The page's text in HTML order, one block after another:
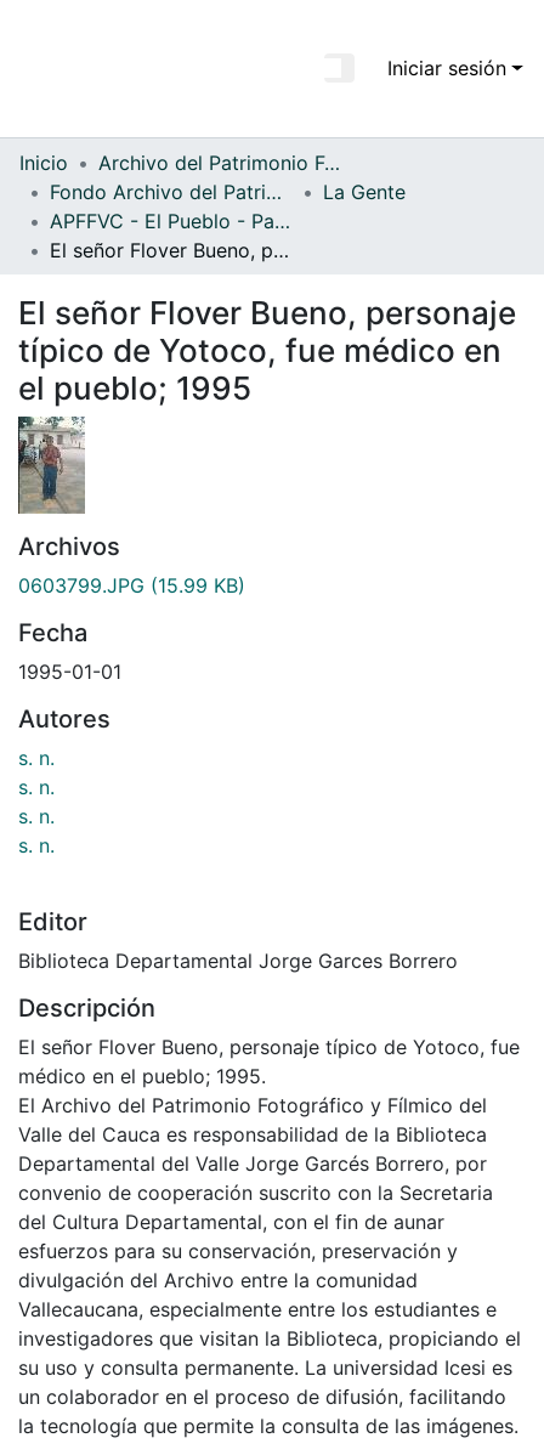
Todo DSpace
Estadísticas
Iniciar sesión
Inicio
Archivo del Patrimonio Fotográfico y Fílmico del Valle del Cauca
Fondo Archivo del Patrimonio Fotográfico y Fílmico del Valle del Cauca
La Gente
APFFVC - El Pueblo - Patrimonial
El señor Flover Bueno, personaje típico de Yotoco, fue médico en el pueblo; 1995
El señor Flover Bueno, personaje
típico de Yotoco, fue médico en
el pueblo; 1995
Archivos
0603799.JPG (15.99 KB)
Fecha
1995-01-01
Autores
s. n.
s. n.
s. n.
s. n.
Editor
Biblioteca Departamental Jorge Garces Borrero
Descripción
El señor Flover Bueno, personaje típico de Yotoco, fue
médico en el pueblo; 1995.
El Archivo del Patrimonio Fotográfico y Fílmico del
Valle del Cauca es responsabilidad de la Biblioteca
Departamental del Valle Jorge Garcés Borrero, por
convenio de cooperación suscrito con la Secretaria
del Cultura Departamental, con el fin de aunar
esfuerzos para su conservación, preservación y
divulgación del Archivo entre la comunidad
Vallecaucana, especialmente entre los estudiantes e
investigadores que visitan la Biblioteca, propiciando el
su uso y consulta permanente. La universidad Icesi es
un colaborador en el proceso de difusión, facilitando
la tecnología que permite la consulta de las imágenes.